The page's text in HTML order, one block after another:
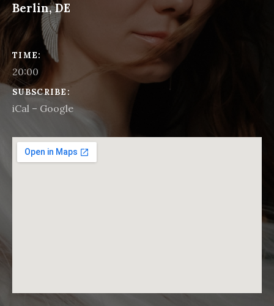
Berlin, DE
GIG DETAILS
TIME
20:00
SUBSCRIBE
iCal Google